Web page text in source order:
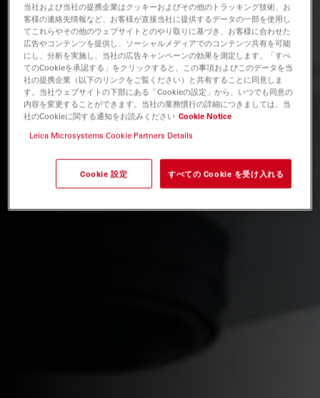
当社および当社の提携企業はクッキーおよびその他のトラッキング技術、お
客様の連絡先情報など、お客様が直接当社に提供するデータの一部を使用し
てこれらやその他のウェブサイトとのやり取りに基づき、お客様に合わせた
広告やコンテンツを提供し、ソーシャルメディアでのコンテンツ共有を可能
にし、分析を実施し、当社の広告キャンペーンの効果を測定します。「すべ
てのCookieを承認する」をクリックすると、この事項およびこのデータを当
社の提携企業（以下のリンクをご覧ください）と共有することに同意しま
す。当社ウェブサイトの下部にある「Cookieの設定」から、いつでも同意の
内容を変更することができます。当社の業務慣行の詳細につきましては、当
社のCookieに関する通知をお読みください Cookie Notice
Leica Microsystems Cookie Partners Details
Cookie 設定 すべての Cookie を受け入れる